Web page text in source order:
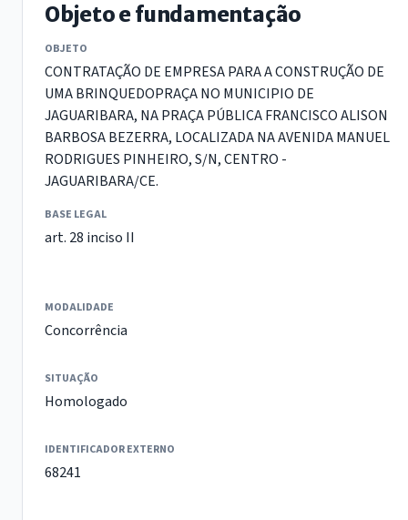
Objeto e fundamentação
OBJETO
CONTRATAÇÃO DE EMPRESA PARA A CONSTRUÇÃO DE
UMA BRINQUEDOPRAÇA NO MUNICIPIO DE
JAGUARIBARA, NA PRAÇA PÚBLICA FRANCISCO ALISON
BARBOSA BEZERRA, LOCALIZADA NA AVENIDA MANUEL
RODRIGUES PINHEIRO, S/N, CENTRO -
JAGUARIBARA/CE.
BASE LEGAL
art. 28 inciso II
MODALIDADE
Concorrência
SITUAÇÃO
Homologado
IDENTIFICADOR EXTERNO
68241